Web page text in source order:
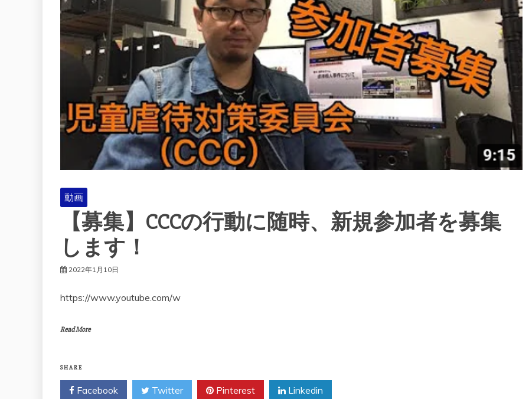
動画
【募集】CCCの行動に随時、新規参加者を募集
します！
2022年1月10日
https://www.youtube.com/w
Read More
SHARE
Facebook Twitter Pinterest Linkedin